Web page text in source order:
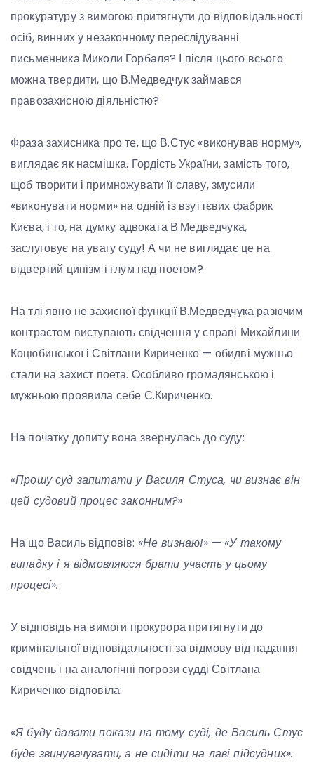
прокуратуру з вимогою притягнути до відповідальності
осіб, винних у незаконному переслідуванні
письменника Миколи Горбаля? І після цього всього
можна твердити, що В.Медведчук займався
правозахисною діяльністю?
Фраза захисника про те, що В.Стус «виконував норму»,
виглядає як насмішка. Гордість України, замість того,
щоб творити і примножувати її славу, змусили
«виконувати норми» на одній із взуттєвих фабрик
Києва, і то, на думку адвоката В.Медведчука,
заслуговує на увагу суду! А чи не виглядає це на
відвертий цинізм і глум над поетом?
На тлі явно не захисної функції В.Медведчука разючим
контрастом виступають свідчення у справі Михайлини
Коцюбинської і Світлани Кириченко — обидві мужньо
стали на захист поета. Особливо громадянською і
мужньою проявила себе С.Кириченко.
На початку допиту вона звернулась до суду:
«Прошу суд запитати у Василя Стуса, чи визнає він
цей судовий процес законним?»
На що Василь відповів: «Не визнаю!» — «У такому
випадку і я відмовляюся брати участь у цьому
процесі».
У відповідь на вимоги прокурора притягнути до
кримінальної відповідальності за відмову від надання
свідчень і на аналогічні погрози судді Світлана
Кириченко відповіла:
«Я буду давати покази на тому суді, де Василь Стус
буде звинувачувати, а не сидіти на лаві підсудних».